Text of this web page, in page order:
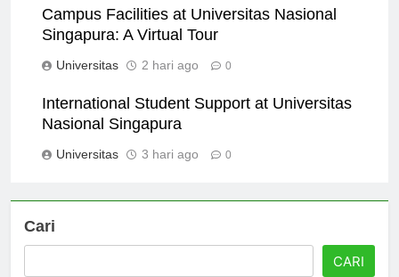
Campus Facilities at Universitas Nasional
International Student Support at Universitas
Cari